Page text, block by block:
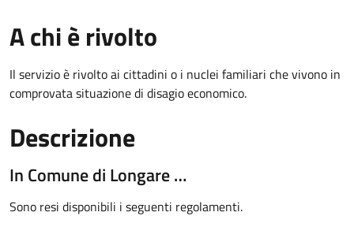
A chi è rivolto
Il servizio è rivolto ai cittadini o i nuclei familiari che vivono in
comprovata situazione di disagio economico.
Descrizione
In Comune di Longare …
Sono resi disponibili i seguenti regolamenti.